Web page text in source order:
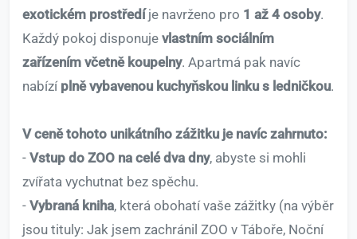
exotickém prostředíje navrženo pro 1 až 4 osoby.
Každý pokoj disponuje vlastním sociálním
zařízením včetně koupelny. Apartmá pak navíc
nabízí plně vybavenou kuchyňskou linku s ledničkou.
V ceně tohoto unikátního zážitku je navíc zahrnuto:
- Vstup do ZOO na celé dva dny, abyste si mohli
zvířata vychutnat bez spěchu.
- Vybraná kniha, která obohatí vaše zážitky (na výběr
jsou tituly: Jak jsem zachránil ZOO v Táboře, Noční